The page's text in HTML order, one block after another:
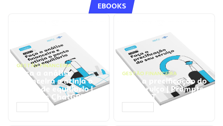
EBOOKS
GESTÃO FINANCEIRA
Faça a análise
financeira e atinja o
ponto de equilíbrio |
Prompts ChatGPT
GESTÃO FINANCEIRA
Faça a precificação do
seu serviço | Prompts
ChatGPT